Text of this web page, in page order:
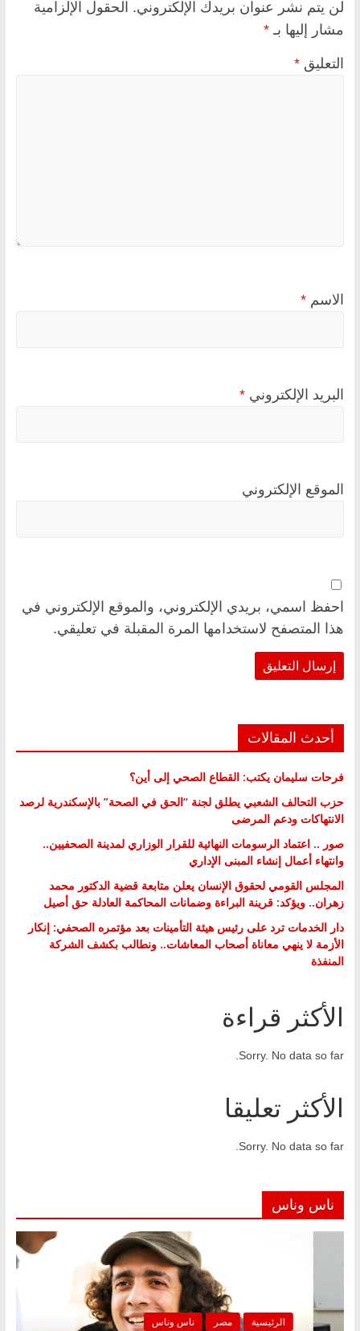
لن يتم نشر عنوان بريدك الإلكتروني. الحقول الإلزامية
مشار إليها بـ *
التعليق *
الاسم *
البريد الإلكتروني *
الموقع الإلكتروني
احفظ اسمي، بريدي الإلكتروني، والموقع الإلكتروني في
هذا المتصفح لاستخدامها المرة المقبلة في تعليقي.
أحدث المقالات
فرحات سليمان يكتب: القطاع الصحي إلى أين؟
حزب التحالف الشعبي يطلق لجنة “الحق في الصحة” بالإسكندرية لرصد
الانتهاكات ودعم المرضى
صور .. اعتماد الرسومات النهائية للقرار الوزاري لمدينة الصحفيين..
وانتهاء أعمال إنشاء المبنى الإداري
المجلس القومي لحقوق الإنسان يعلن متابعة قضية الدكتور محمد
زهران.. ويؤكد: قرينة البراءة وضمانات المحاكمة العادلة حق أصيل
دار الخدمات ترد على رئيس هيئة التأمينات بعد مؤتمره الصحفي: إنكار
الأزمة لا ينهي معاناة أصحاب المعاشات.. ونطالب بكشف الشركة
المنفذة
الأكثر قراءة
Sorry. No data so far.
الأكثر تعليقا
Sorry. No data so far.
ناس وناس
الرئيسية ناس وناس